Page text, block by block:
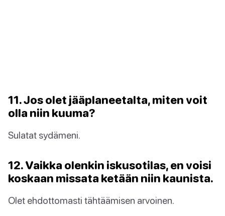
11. Jos olet jääplaneetalta, miten voit
olla niin kuuma?
Sulatat sydämeni.
12. Vaikka olenkin iskusotilas, en voisi
koskaan missata ketään niin kaunista.
Olet ehdottomasti tähtäämisen arvoinen.